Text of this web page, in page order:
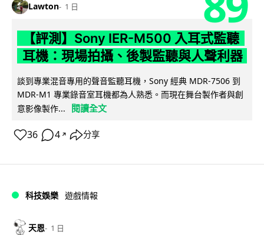
Lawton 1 日
【評測】Sony IER-M500 入耳式監聽
耳機：現場拍攝、後製監聽與人聲利器
談到專業混音專用的聲音監聽耳機，Sony 經典 MDR-7506 到
MDR-M1 專業錄音室耳機都為人熟悉。而現在舞台製作者與創
意影像製作...
閱讀全文
36 4 ↗ 分享
科技娛樂 遊戲情報
天恩 1 日